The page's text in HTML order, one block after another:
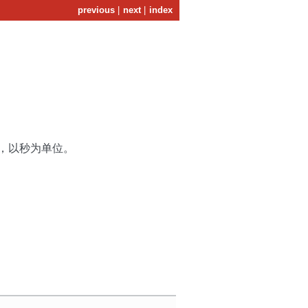
index
next|
previous
以秒为单位。